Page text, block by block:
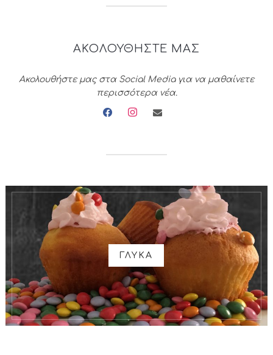
ΑΚΟΛΟΥΘΗΣΤΕ ΜΑΣ
Ακολουθήστε μας στα Social Media για να μαθαίνετε
περισσότερα νέα.
facebookinstagramenvelope
ΓΛΥΚΑ